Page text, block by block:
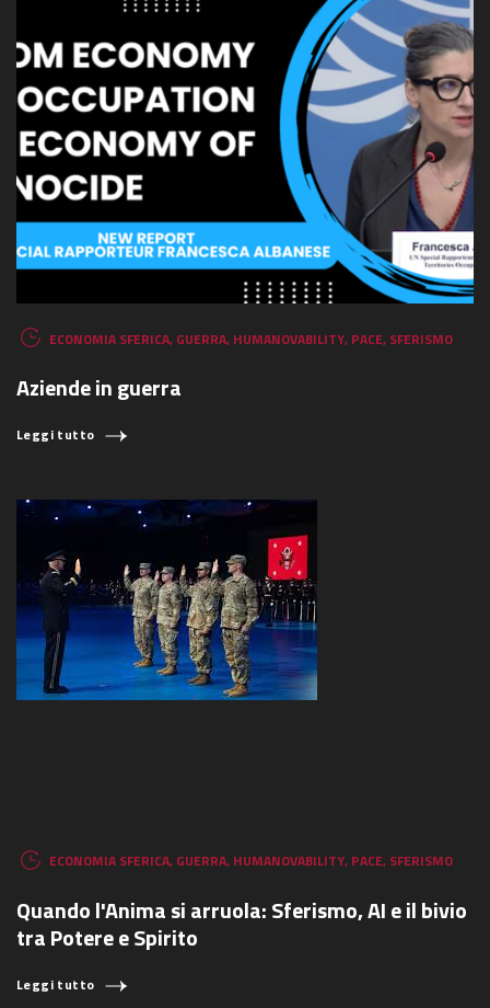
ECONOMIA SFERICA, GUERRA, HUMANOVABILITY, PACE, SFERISMO
Aziende in guerra
Leggi tutto
ECONOMIA SFERICA, GUERRA, HUMANOVABILITY, PACE, SFERISMO
Quando l'Anima si arruola: Sferismo, AI e il bivio
tra Potere e Spirito
Leggi tutto